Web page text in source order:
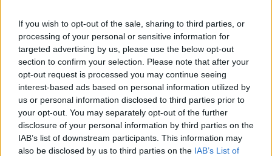
If you wish to opt-out of the sale, sharing to third parties, or
processing of your personal or sensitive information for
targeted advertising by us, please use the below opt-out
section to confirm your selection. Please note that after your
opt-out request is processed you may continue seeing
interest-based ads based on personal information utilized by
us or personal information disclosed to third parties prior to
your opt-out. You may separately opt-out of the further
disclosure of your personal information by third parties on the
IAB’s list of downstream participants. This information may
also be disclosed by us to third parties on the IAB’s List of
Brengt Sporting Portugal Feyenoord in de
problemen rond Hadj Moussa?
Van droomtransfer tot contractontbinding: het
Feyenoord-verhaal van Calvin Stengs
'Hij is weer gewoon mijn vader': Shaqueel
openhartig over Robin van Persie